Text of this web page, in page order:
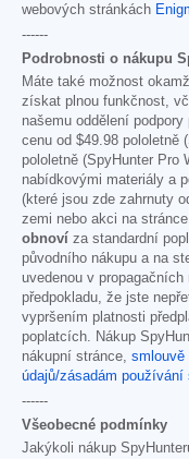
webových stránkách
------
Podrobnosti o nákupu
Máte také možnost
získat plnou funkčnost,
našemu oddělení
cenu od $49.98 pololetně
pololetně (SpyHunter Pro
nabídkovými materiály a
(které jsou zde zahrnuty
zemi nebo akci na
obnoví za standardní
původního nákupu a na
uvedenou v
předpokladu, že jste
vypršením platnosti
poplatcích. Nákup
nákupní stránce, smlouvě
údajů/zásadám používání
------
Všeobecné podmínky
Jakýkoli nákup